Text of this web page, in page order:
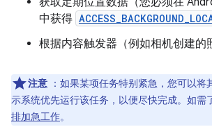
中获得
根据内容触发器（例如相机创建的
注意 ：如果某项任务特别紧急，您可以将
示系统优先运行该任务，以便尽快完成。如需
排加急工作。